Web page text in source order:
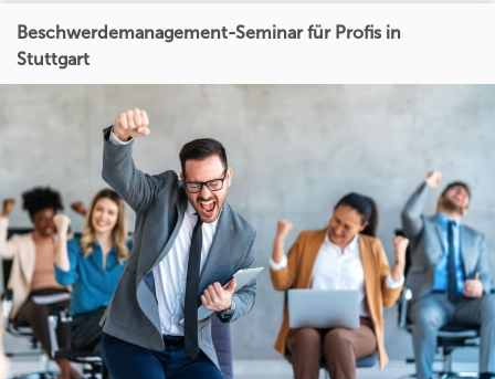
Beschwerdemanagement-Seminar für Profis in
Stuttgart